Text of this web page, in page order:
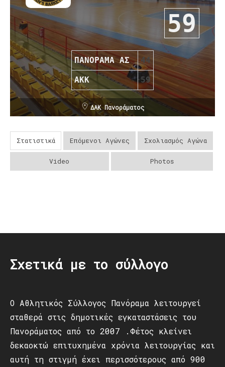
59
ΠΑΝΟΡΑΜΑ ΑΣ 44
ΑΚΚ 59
ΔΑΚ Πανοράματος
Στατιστικά Επόμενοι Αγώνες Σχολιασμός Αγώνα
Video Photos
Σχετικά με το σύλλογο
Ο Αθλητικός Σύλλογος Πανόραμα λειτουργεί
σταθερά στις δημοτικές εγκαταστάσεις του
Πανοράματος από το 2007 .Φέτος κλείνει
δεκαοκτώ επιτυχημένα χρόνια λειτουργίας και
αυτή τη στιγμή έχει περισσότερους από 900